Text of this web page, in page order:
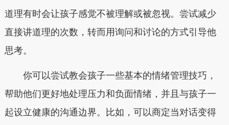
道理有时会让孩子感觉不被理解或被忽视。尝试减少
直接讲道理的次数，转而用询问和讨论的方式引导他
思考。
你可以尝试教会孩子一些基本的情绪管理技巧，
帮助他们更好地处理压力和负面情绪，并且与孩子一
起设立健康的沟通边界。比如，可以商定当对话变得